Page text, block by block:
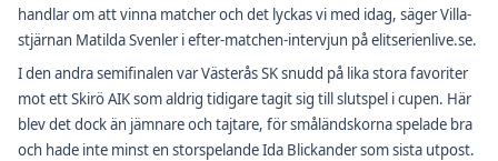
handlar om att vinna matcher och det lyckas vi med idag, säger Villa-
stjärnan Matilda Svenler i efter-matchen-intervjun på elitserienlive.se.
I den andra semifinalen var Västerås SK snudd på lika stora favoriter
mot ett Skirö AIK som aldrig tidigare tagit sig till slutspel i cupen. Här
blev det dock än jämnare och tajtare, för småländskorna spelade bra
och hade inte minst en storspelande Ida Blickander som sista utpost.